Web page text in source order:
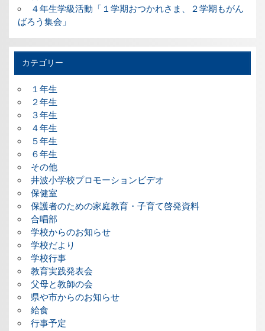
４年生学級活動「１学期おつかれさま、２学期もがん
ばろう集会」
カテゴリー
１年生
２年生
３年生
４年生
５年生
６年生
その他
井波小学校プロモーションビデオ
保健室
保護者のための家庭教育・子育て啓発資料
合唱部
学校からのお知らせ
学校だより
学校行事
教育実践発表会
父母と教師の会
県や市からのお知らせ
給食
行事予定